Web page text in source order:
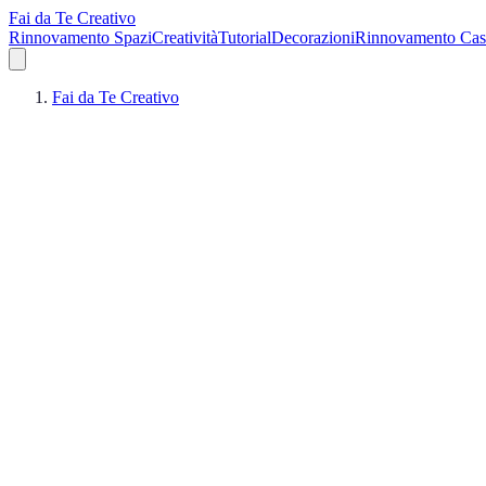
Fai da Te Creativo
Rinnovamento SpaziCreativitàTutorialDecorazioniRinnovamento
Fai da Te Creativo